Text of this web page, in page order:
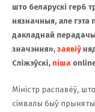
што беларускі герб
нязначныя, але
дакладнай перадачы
значэння»,заявіў
Сліжэўскі, піша
Міністр распавёў,
сімвалы быў прыняты